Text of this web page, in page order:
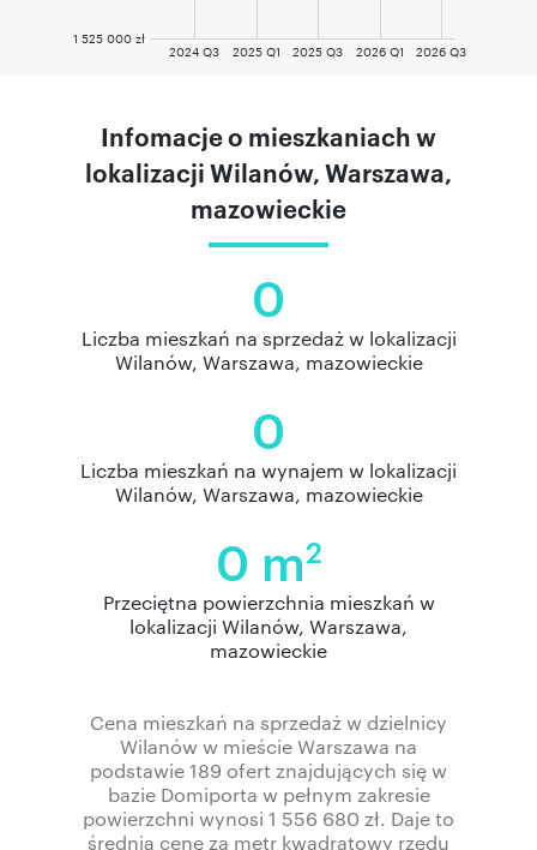
2024 Q3 2025 Q1 2025 Q3 2026 Q1 2026 Q3
1 525 000 zł
Infomacje o mieszkaniach w
lokalizacji Wilanów, Warszawa,
mazowieckie
0
Liczba mieszkań na sprzedaż w lokalizacji
Wilanów, Warszawa, mazowieckie
0
Liczba mieszkań na wynajem w lokalizacji
Wilanów, Warszawa, mazowieckie
0 m2
Przeciętna powierzchnia mieszkań w
lokalizacji Wilanów, Warszawa,
mazowieckie
Cena mieszkań na sprzedaż w dzielnicy
Wilanów w mieście Warszawa na
podstawie 189 ofert znajdujących się w
bazie Domiporta w pełnym zakresie
powierzchni wynosi 1 556 680 zł. Daje to
średnią cenę za metr kwadratowy rzędu